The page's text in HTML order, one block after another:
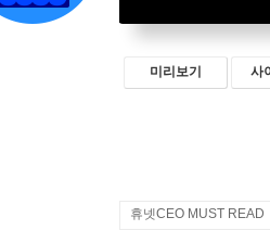
미리보기 사
휴넷CEO MUST READ